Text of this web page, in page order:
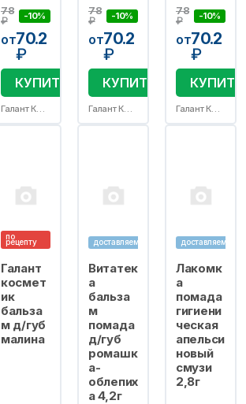
78
₽
-10%
от70.2
₽
КУПИТЬ
Галант Косметик-М ООО
78
₽
-10%
от70.2
₽
КУПИТЬ
Галант Косметик-М ООО
78
₽
-10%
от70.2
₽
КУПИТЬ
Галант Косметик-М ООО
по
рецепту
Галант
космет
ик
бальза
м д/губ
малина
доставляем
Витатек
а
бальза
м
помада
д/губ
ромашк
а-
облепих
а 4,2г
доставляем
Лакомк
а
помада
гигиени
ческая
апельси
новый
смузи
2,8г